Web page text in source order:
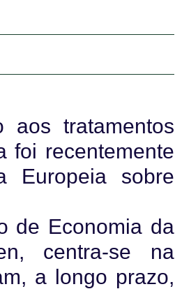
aos tratamentos
foi recentemente
Europeia sobre
de Economia da
centra-se na
a longo prazo,